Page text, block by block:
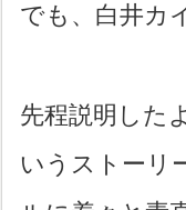
でも、白井カ
先程説明した
いうストーリ